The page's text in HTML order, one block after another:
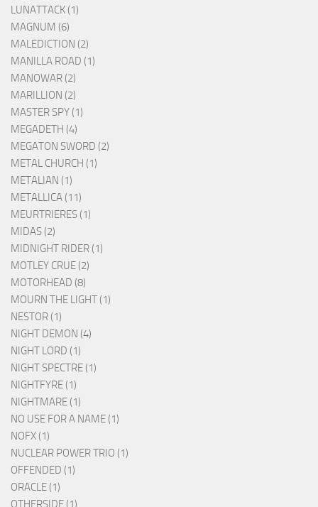
LUNATTACK (1)
MAGNUM (6)
MALEDICTION (2)
MANILLA ROAD (1)
MANOWAR (2)
MARILLION (2)
MASTER SPY (1)
MEGADETH (4)
MEGATON SWORD (2)
METAL CHURCH (1)
METALIAN (1)
METALLICA (11)
MEURTRIERES (1)
MIDAS (2)
MIDNIGHT RIDER (1)
MOTLEY CRUE (2)
MOTORHEAD (8)
MOURN THE LIGHT (1)
NESTOR (1)
NIGHT DEMON (4)
NIGHT LORD (1)
NIGHT SPECTRE (1)
NIGHTFYRE (1)
NIGHTMARE (1)
NO USE FOR A NAME (1)
NOFX (1)
NUCLEAR POWER TRIO (1)
OFFENDED (1)
ORACLE (1)
OTHERSIDE (1)